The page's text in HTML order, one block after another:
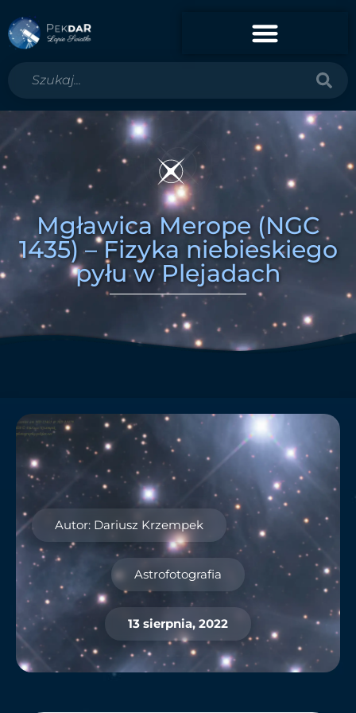
Mgławica Merope (NGC
1435) – Fizyka niebieskiego
pyłu w Plejadach
Autor: Dariusz Krzempek
Astrofotografia
13 sierpnia, 2022